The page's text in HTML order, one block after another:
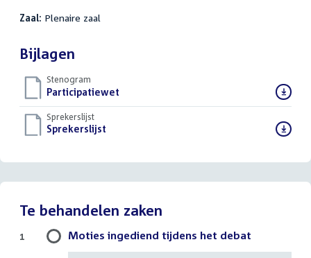
Zaal: Plenaire zaal
Bijlagen
Stenogram
Download
bestand:
Participatiewet
Sprekerslijst
Download
Sprekerslijst
Te behandelen zaken
Moties ingediend tijdens het debat
1